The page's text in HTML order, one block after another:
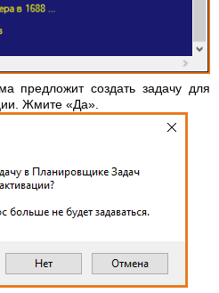
предложит создать задачу для
Жмите «Да».